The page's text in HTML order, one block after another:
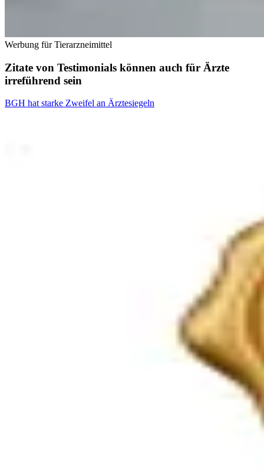
Werbung für Tierarzneimittel
Zitate von Testimonials können auch für Ärzte
irreführend sein
BGH hat starke Zweifel an Ärztesiegeln